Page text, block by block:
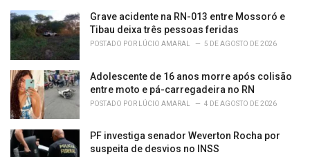
Grave acidente na RN-013 entre Mossoró e
Tibau deixa três pessoas feridas
POSTADO POR LÚCIO AMARAL 5 DE AGOSTO DE 2026
Adolescente de 16 anos morre após colisão
entre moto e pá-carregadeira no RN
POSTADO POR LÚCIO AMARAL 4 DE AGOSTO DE 2026
PF investiga senador Weverton Rocha por
suspeita de desvios no INSS